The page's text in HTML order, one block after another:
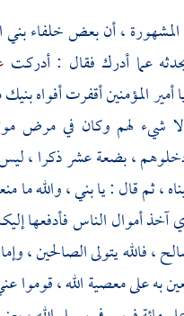
، أن بعض خلفاء
عما أدرك فقال : أدركت
أمير المؤمنين أقفرت أفواه
لا شيء لهم وكان في مرض
، بضعة عشر ذكرا ،
، ثم قال : يا بني ، والله ما
أموال الناس فأدفعها
، فالله يتولى الصالحين ،
به على معصية الله ، قوموا